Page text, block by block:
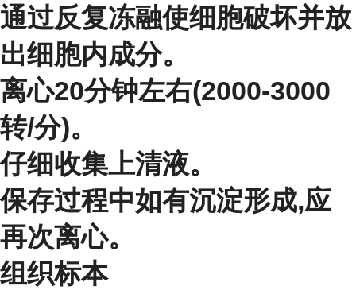
通过反复冻融使细胞破坏并放
出细胞内成分。
离心20分钟左右(2000-3000
转/分)。
仔细收集上清液。
保存过程中如有沉淀形成,应
再次离心。
组织标本